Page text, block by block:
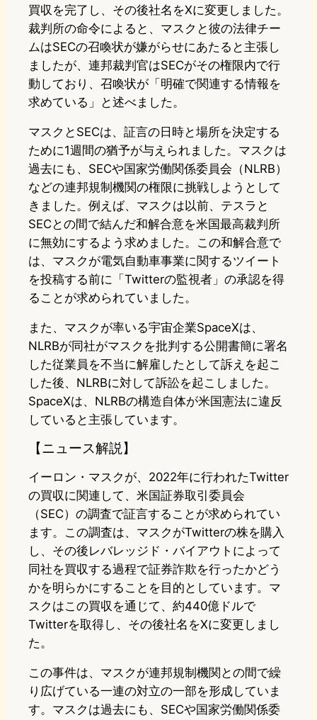
買収を完了し、その後社名をXに変更しました。
裁判所の命令によると、マスクと彼の法律チー
ムはSECの召喚状が嫌がらせにあたると主張し
ましたが、連邦裁判官はSECがその権限内で行
動しており、召喚状が「明確で関連する情報を
求めている」と述べました。
マスクとSECは、証言の日時と場所を決定する
ために1週間の猶予が与えられました。マスクは
過去にも、SECや国家労働関係委員会（NLRB）
などの連邦規制機関の権限に挑戦しようとして
きました。例えば、マスクは以前、テスラと
SECとの間で結んだ和解合意を米国最高裁判所
に無効にするよう求めました。この和解合意で
は、マスクが電気自動車事業に関するツイート
を投稿する前に「Twitterの監視者」の承認を得
ることが求められていました。
また、マスクが率いる宇宙企業SpaceXは、
NLRBが同社がマスクを批判する公開書簡に署名
した従業員を不当に解雇したとして訴えを起こ
した後、NLRBに対して訴訟を起こしました。
SpaceXは、NLRBの構造自体が米国憲法に違反
していると主張しています。
【ニュース解説】
イーロン・マスクが、2022年に行われたTwitter
の買収に関連して、米国証券取引委員会
（SEC）の調査で証言することが求められてい
ます。この調査は、マスクがTwitterの株を購入
し、その後レバレッジド・バイアウトによって
同社を買収する過程で証券詐欺を行ったかどう
かを明らかにすることを目的としています。マ
スクはこの買収を通じて、約440億ドルで
Twitterを取得し、その後社名をXに変更しまし
た。
この事件は、マスクが連邦規制機関との間で繰
り広げている一連の対立の一部を形成していま
す。マスクは過去にも、SECや国家労働関係委